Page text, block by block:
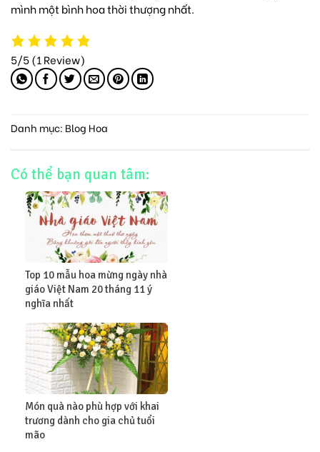
mình một bình hoa thời thượng nhất.
5/5(1 Review)
Danh mục: Blog Hoa
Có thể bạn quan tâm:
Top 10 mẫu hoa mừng ngày nhà
giáo Việt Nam 20 tháng 11 ý
nghĩa nhất
Món quà nào phù hợp với khai
trương dành cho gia chủ tuổi
mão